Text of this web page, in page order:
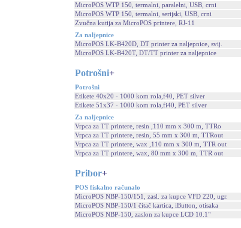
MicroPOS WTP 150, termalni, paralelni, USB, crni
MicroPOS WTP 150, termalni, serijski, USB, crni
Zvučna kutija za MicroPOS printere, RJ-11
Za naljepnice
MicroPOS LK-B420D, DT printer za naljepnice, svij.
MicroPOS LK-B420T, DT/TT printer za naljepnice
Potrošni+
Potrošni
Etikete 40x20 - 1000 kom rola,f40, PET silver
Etikete 51x37 - 1000 kom rola,fi40, PET silver
Za naljepnice
Vrpca za TT printere, resin ,110 mm x 300 m, TTRo
Vrpca za TT printere, resin, 55 mm x 300 m, TTRout
Vrpca za TT printere, wax ,110 mm x 300 m, TTR out
Vrpca za TT printere, wax, 80 mm x 300 m, TTR out
Pribor+
POS fiskalno računalo
MicroPOS NBP-150/151, zasl. za kupce VFD 220, ugr.
MicroPOS NBP-150/1 čitač kartica, iButton, otisaka
MicroPOS NBP-150, zaslon za kupce LCD 10.1"